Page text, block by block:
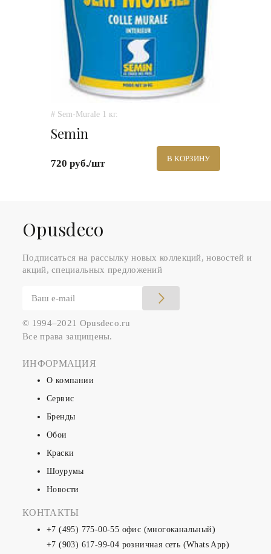
# Sem-Murale 1 кг.
Semin
720 руб./шт В КОРЗИНУ
Оpusdeco
Подписаться на рассылку новых коллекций, новостей и
акций, специальных предложений
© 1994–2021 Opusdeco.ru
Все права защищены.
ИНФОРМАЦИЯ
О компании
Сервис
Бренды
Обои
Краски
Шоурумы
Новости
КОНТАКТЫ
+7 (495) 775-00-55 офис (многоканальный)
+7 (903) 617-99-04 розничная сеть (Whats App)